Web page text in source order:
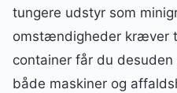
tungere udstyr som
omstændigheder kræver
container får du
både maskiner og